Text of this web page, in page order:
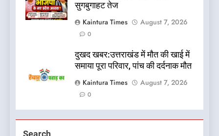
सुगबुगाहट तेज
Kaintura Times
August 7, 2026
0
दुखद खबर:उत्तराखंड में मौत की खाई में
समाया पूरा परिवार, पांच की दर्दनाक मौत
Kaintura Times
August 7, 2026
0
Search